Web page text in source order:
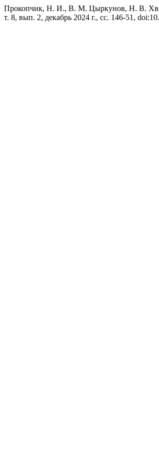
Прокопчик, Н. И., В. М. Цыркунов, Н.
т. 8, вып. 2, декабрь 2024 г., сс. 146-51,